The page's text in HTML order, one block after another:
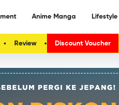
Anime Manga Lifestyle
Review Discount Voucher